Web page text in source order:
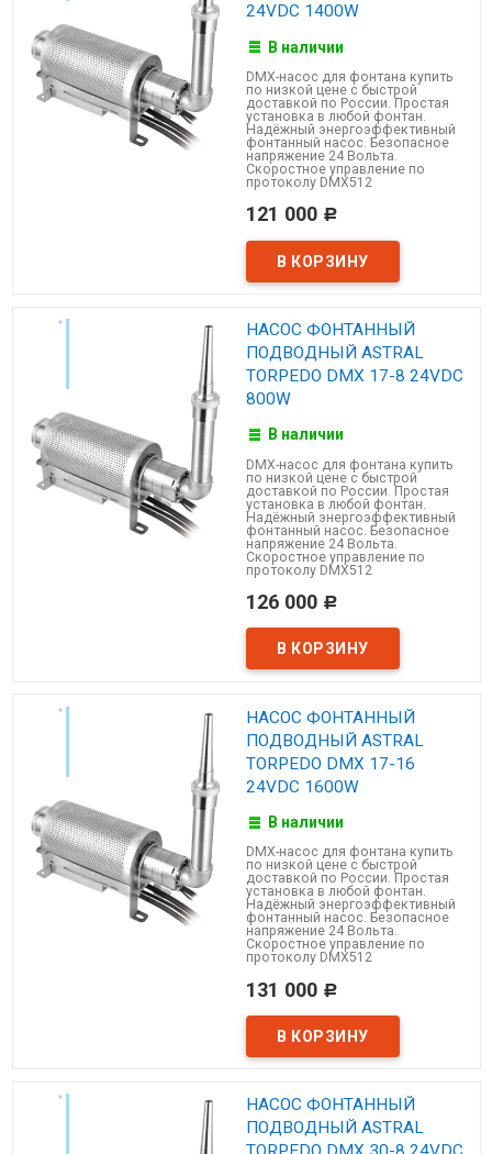
24VDC 1400W
В наличии
DMX-насос для фонтана купить
по низкой цене с быстрой
доставкой по России. Простая
установка в любой фонтан.
Надёжный энергоэффективный
фонтанный насос. Безопасное
напряжение 24 Вольта.
Скоростное управление по
протоколу DMX512
121 000 Р
НАСОС ФОНТАННЫЙ
ПОДВОДНЫЙ ASTRAL
TORPEDO DMX 17-8 24VDC
800W
В наличии
DMX-насос для фонтана купить
по низкой цене с быстрой
доставкой по России. Простая
установка в любой фонтан.
Надёжный энергоэффективный
фонтанный насос. Безопасное
напряжение 24 Вольта.
Скоростное управление по
протоколу DMX512
126 000 Р
НАСОС ФОНТАННЫЙ
ПОДВОДНЫЙ ASTRAL
TORPEDO DMX 17-16
24VDC 1600W
В наличии
DMX-насос для фонтана купить
по низкой цене с быстрой
доставкой по России. Простая
установка в любой фонтан.
Надёжный энергоэффективный
фонтанный насос. Безопасное
напряжение 24 Вольта.
Скоростное управление по
протоколу DMX512
131 000 Р
НАСОС ФОНТАННЫЙ
ПОДВОДНЫЙ ASTRAL